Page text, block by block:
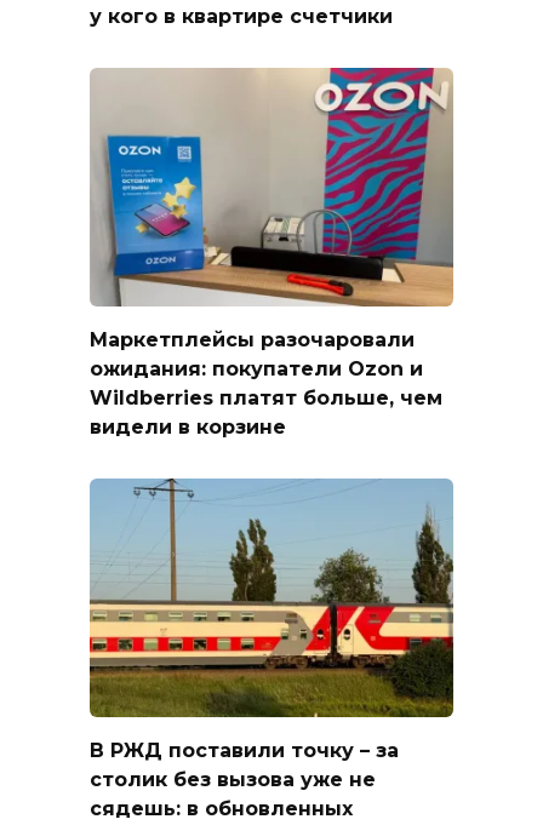
у кого в квартире счетчики
Маркетплейсы разочаровали
ожидания: покупатели Ozon и
Wildberries платят больше, чем
видели в корзине
В РЖД поставили точку – за
столик без вызова уже не
сядешь: в обновленных